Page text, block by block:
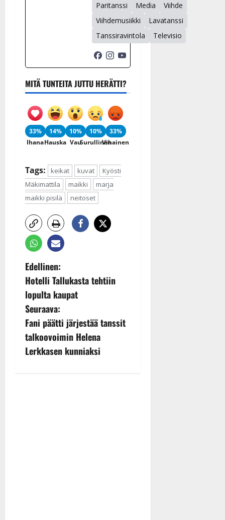
Paritanssi
Media
Viihde
Viihdemusiikki
Lavatanssi
Tanssiravintola
Televisio
MITÄ TUNTEITA JUTTU HERÄTTI?
33%
Ihana
14%
Hauska
10%
Vau
10%
Surullinen
33%
Vihainen
Tags: keikat kuvat
Kyösti
Mäkimattila
maikki
marja
maikki pisilä
neitoset
P
o
s
t
n
Edellinen:
Hotelli Tallukasta tehtiin
lopulta kaupat
Seuraava:
Fani päätti järjestää tanssit
talkoovoimin Helena
Lerkkasen kunniaksi